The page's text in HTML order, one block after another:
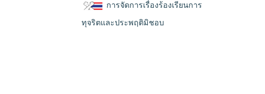
การจัดการเรื่องร้องเรียนการ
ทุจริตและประพฤติมิชอบ